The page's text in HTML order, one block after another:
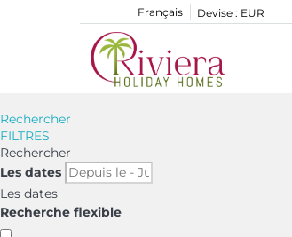
Français Devise : EUR
Rechercher
FILTRES
Rechercher
Les dates
Les dates
Recherche flexible